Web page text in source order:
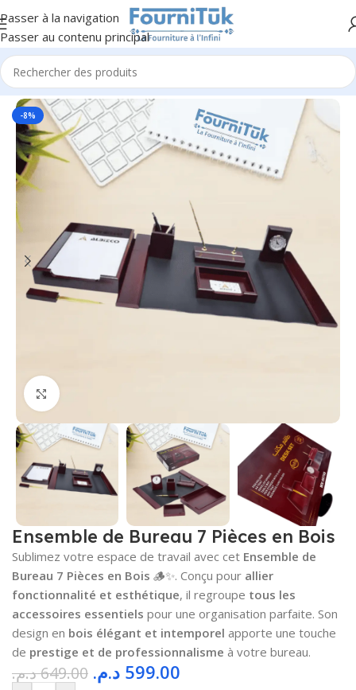
Passer à la navigation
Passer au contenu principal
Accueil/Fourniture de Bureau/Parures & Sous main
-8%
Cliquez pour agrandir
Ensemble de Bureau 7 Pièces en Bois
Sublimez votre espace de travail avec cet Ensemble de
Bureau 7 Pièces en Bois 🪵✨. Conçu pour allier
fonctionnalité et esthétique, il regroupe tous les
accessoires essentiels pour une organisation parfaite. Son
design en bois élégant et intemporel apporte une touche
de prestige et de professionnalisme à votre bureau.
649.00د.م. 599.00 د.م.